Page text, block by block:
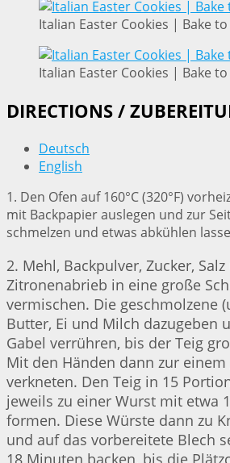
Italian Easter Cookies | Bake
Italian Easter Cookies | Bake
DIRECTIONS /
Deutsch
English
1. Den Ofen auf 160°C (320°F)
mit Backpapier auslegen und zur
schmelzen und etwas abkühlen
2. Mehl, Backpulver, Zucker,
Zitronenabrieb in eine große
vermischen. Die geschmolzene
Butter, Ei und Milch dazugeben
Gabel verrühren, bis der Teig
Mit den Händen dann zur
verkneten. Den Teig in 15
jeweils zu einer Wurst mit etwa
formen. Diese Würste dann zu
und auf das vorbereitete Blech